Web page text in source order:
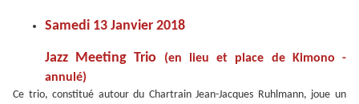
Samedi 13 Janvier 2018
Jazz Meeting Trio
(en lieu et place de Kimono -
annulé)
Ce trio, constitué autour du Chartrain Jean-Jacques Ruhlmann, joue un